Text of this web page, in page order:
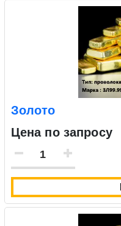
Золото
Цена по запросу